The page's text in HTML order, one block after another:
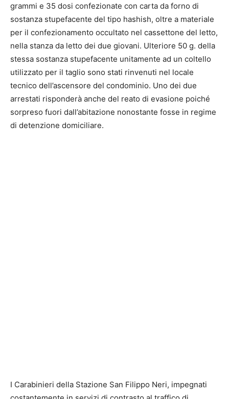
grammi e 35 dosi confezionate con carta da forno di
sostanza stupefacente del tipo hashish, oltre a materiale
per il confezionamento occultato nel cassettone del letto,
nella stanza da letto dei due giovani. Ulteriore 50 g. della
stessa sostanza stupefacente unitamente ad un coltello
utilizzato per il taglio sono stati rinvenuti nel locale
tecnico dell’ascensore del condominio. Uno dei due
arrestati risponderà anche del reato di evasione poiché
sorpreso fuori dall’abitazione nonostante fosse in regime
di detenzione domiciliare.
I Carabinieri della Stazione San Filippo Neri, impegnati